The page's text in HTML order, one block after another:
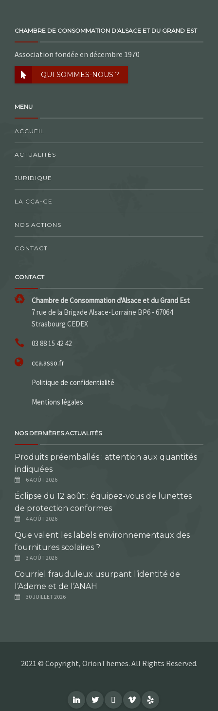
CHAMBRE DE CONSOMMATION D'ALSACE ET DU GRAND EST
Association fondée en décembre 1970
QUI SOMMES-NOUS ?
MENU
ACCUEIL
ACTUALITÉS
JURIDIQUE
LA CCA-GE
NOS ACTIONS
CONTACT
CONTACT
Chambre de Consommation d'Alsace et du Grand Est
7 rue de la Brigade Alsace-Lorraine BP6 - 67064
Strasbourg CEDEX
03 88 15 42 42
cca.asso.fr
Politique de confidentialité
Mentions légales
NOS DERNIÈRES ACTUALITÉS
Produits préemballés : attention aux quantités
indiquées
6 AOÛT 2026
Éclipse du 12 août : équipez-vous de lunettes
de protection conformes
4 AOÛT 2026
Que valent les labels environnementaux des
fournitures scolaires ?
3 AOÛT 2026
Courriel frauduleux usurpant l’identité de
l’Ademe et de l’ANAH
30 JUILLET 2026
2021 © Copyright, OrionThemes. All Rights Reserved.